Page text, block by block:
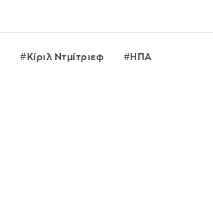
Κίριλ Ντμίτριεφ ΗΠΑ